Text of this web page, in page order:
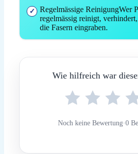
Regelmässige ReinigungWer
regelmässig reinigt,
die Fasern eingraben.
Wie hilfreich war
Noch keine Bewertung·0